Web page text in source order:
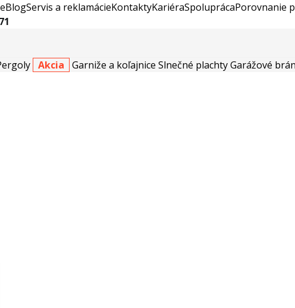
BlogServis a reklamácieKontaktyKariéraSpoluprácaPorovnanie
Akcia Garniže a koľajnice Slnečné plachtyGarážové